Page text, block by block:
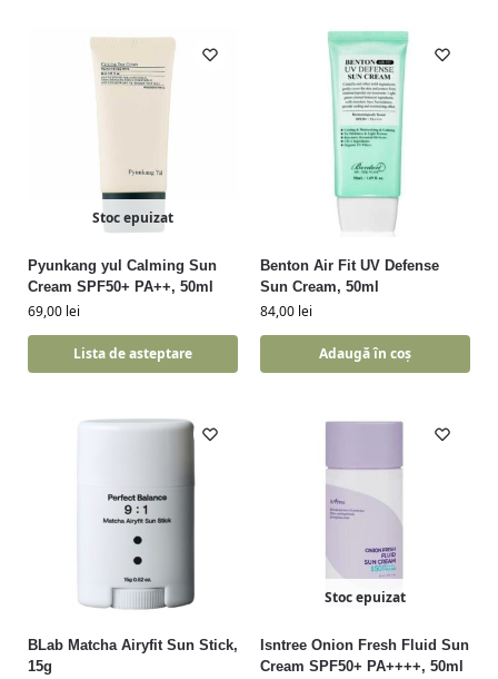
Stoc epuizat
Pyunkang yul Calming Sun
Cream SPF50+ PA++, 50ml
69,00 lei
Lista de asteptare
Benton Air Fit UV Defense
Sun Cream, 50ml
84,00 lei
Adaugă în coș
BLab Matcha Airyfit Sun Stick,
15g
Stoc epuizat
Isntree Onion Fresh Fluid Sun
Cream SPF50+ PA++++, 50ml